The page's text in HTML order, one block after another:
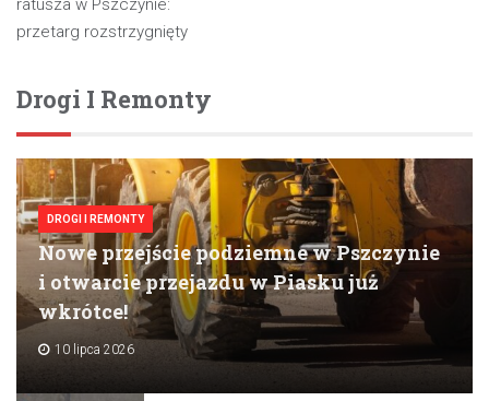
ratusza w Pszczynie:
przetarg rozstrzygnięty
Drogi I Remonty
DROGI I REMONTY
Nowe przejście podziemne w Pszczynie
i otwarcie przejazdu w Piasku już
wkrótce!
10 lipca 2026